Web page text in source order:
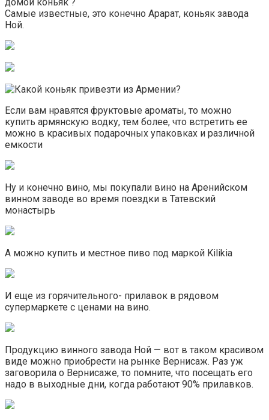
Самые известные, это конечно Арарат, коньяк завода
Ной.
Если вам нравятся фруктовые ароматы, то можно
купить армянскую водку, тем более, что встретить ее
можно в красивых подарочных упаковках и различной
емкости
Ну и конечно вино, мы покупали вино на Аренийском
винном заводе во время поездки в Татевский
монастырь
А можно купить и местное пиво под маркой Kilikia
И еще из горячительного- прилавок в рядовом
супермаркете с ценами на вино.
Продукцию винного завода Ной — вот в таком красивом
виде можно приобрести на рынке Вернисаж. Раз уж
заговорила о Вернисаже, то помните, что посещать его
надо в выходные дни, когда работают 90% прилавков.